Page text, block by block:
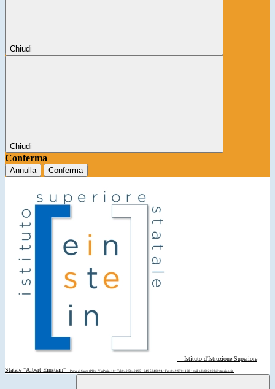
Chiudi
Chiudi
Conferma
Annulla Conferma
Istituto d'Istruzione Superiore
Statale "Albert Einstein"
Piove di Sacco (PD) - Via Parini 10 • Tel: 049 5840195 - 049 5840094 • Fax: 049 9701108 • mail: pdis00200d@istruzione.it